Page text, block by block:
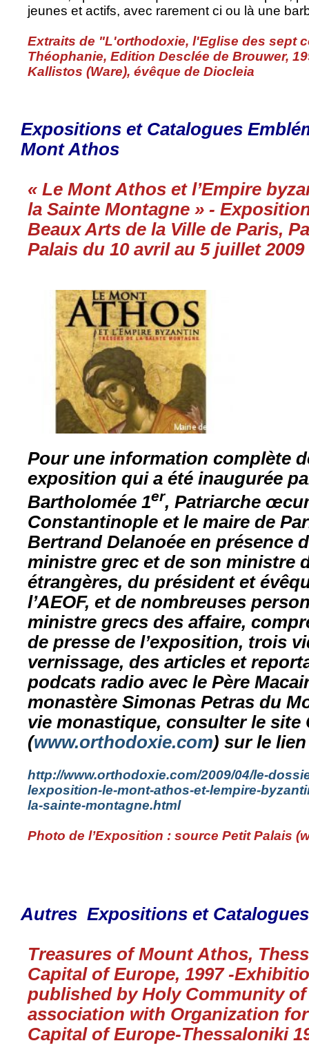
jeunes et actifs, avec rarement ci ou là une
Extraits de "L'orthodoxie, l'Eglise des sept
Théophanie, Edition Desclée de Brouwer,
Kallistos (Ware), évêque de Diocleia
Expositions et Catalogues
Mont Athos
« Le Mont Athos et l’Empire
la Sainte Montagne » -
Beaux Arts de la Ville de Paris,
Palais du 10 avril au 5 juillet 2009
Pour une information complète
exposition qui a été inaugurée
Bartholomée 1er, Patriarche
Constantinople et le maire de
Bertrand Delanoée en présence
ministre grec et de son ministre
étrangères, du président et
l’AEOF, et de nombreuses
ministre grecs des affaire,
de presse de l’exposition, trois
vernissage, des articles et
podcats radio avec le Père
monastère Simonas Petras du
vie monastique, consulter le site
(www.orthodoxie.com) sur le
http://www.orthodoxie.com/2009/04/le-
lexposition-le-mont-athos-et-lempire-
la-sainte-montagne.html
Photo de l’Exposition : source Petit Palais (
Autres Expositions et Catalogues
Treasures of Mount Athos,
Capital of Europe, 1997 -
published by Holy Community
association with Organization
Capital of Europe-Thessaloniki